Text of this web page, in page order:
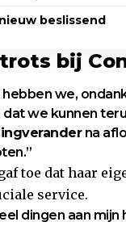
beslissend
bij
hebben we,
we kunnen
na
toe dat haar
service.
dingen aan